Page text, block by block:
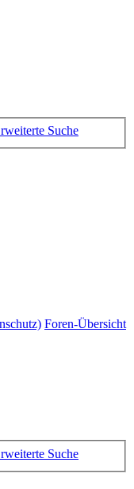
Suche
Foren-Übersicht
Suche